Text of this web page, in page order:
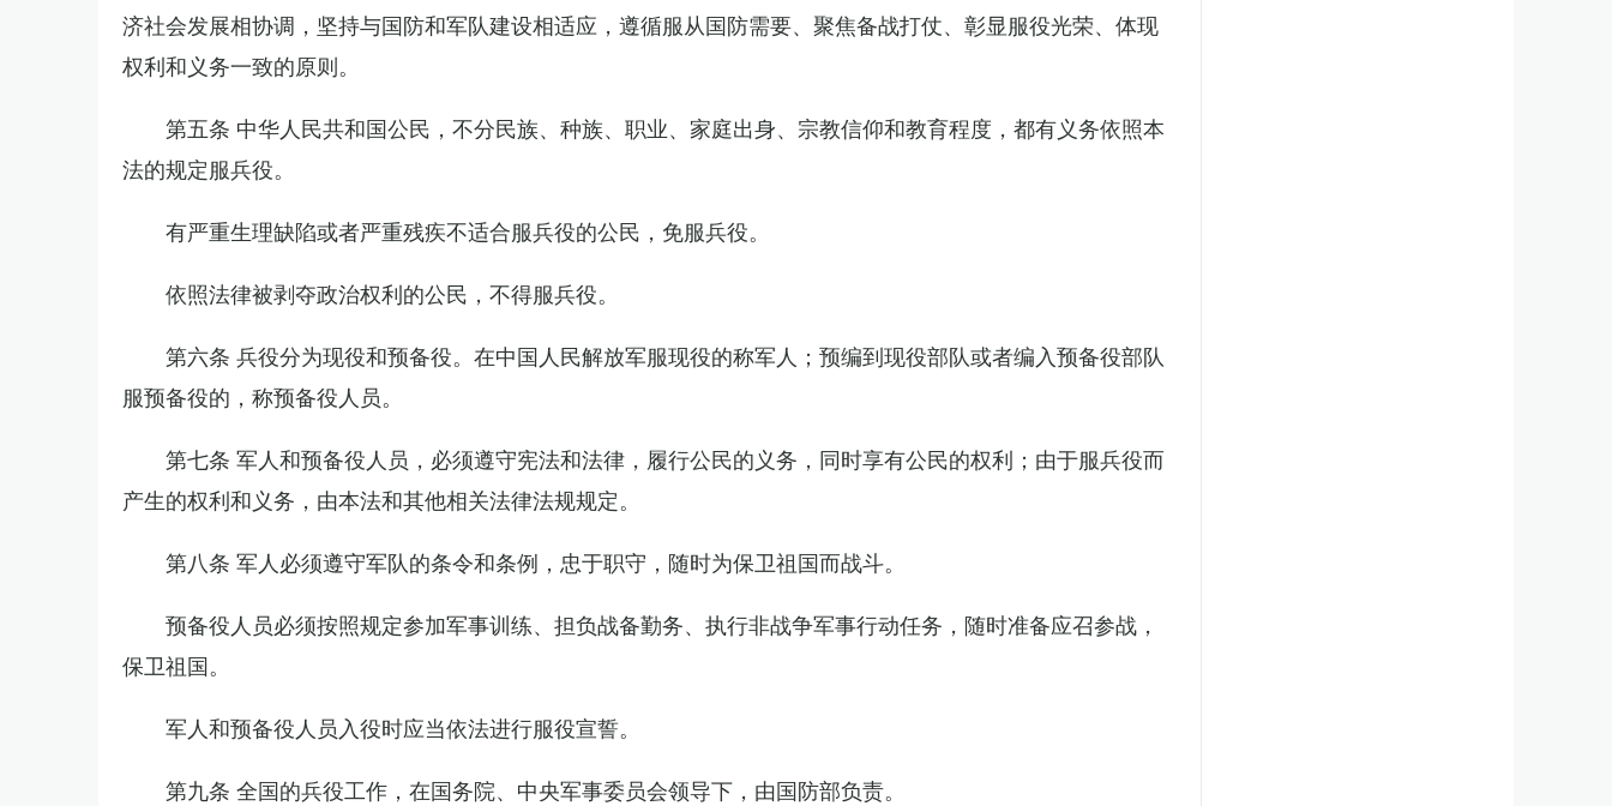
济社会发展相协调，坚持与国防和军队建设相适应，遵循服从国防需要、聚焦备战打仗、彰显服役光荣、体现
权利和义务一致的原则。
第五条 中华人民共和国公民，不分民族、种族、职业、家庭出身、宗教信仰和教育程度，都有义务依照本
法的规定服兵役。
有严重生理缺陷或者严重残疾不适合服兵役的公民，免服兵役。
依照法律被剥夺政治权利的公民，不得服兵役。
第六条 兵役分为现役和预备役。在中国人民解放军服现役的称军人；预编到现役部队或者编入预备役部队
服预备役的，称预备役人员。
第七条 军人和预备役人员，必须遵守宪法和法律，履行公民的义务，同时享有公民的权利；由于服兵役而
产生的权利和义务，由本法和其他相关法律法规规定。
第八条 军人必须遵守军队的条令和条例，忠于职守，随时为保卫祖国而战斗。
预备役人员必须按照规定参加军事训练、担负战备勤务、执行非战争军事行动任务，随时准备应召参战，
保卫祖国。
军人和预备役人员入役时应当依法进行服役宣誓。
第九条 全国的兵役工作，在国务院、中央军事委员会领导下，由国防部负责。